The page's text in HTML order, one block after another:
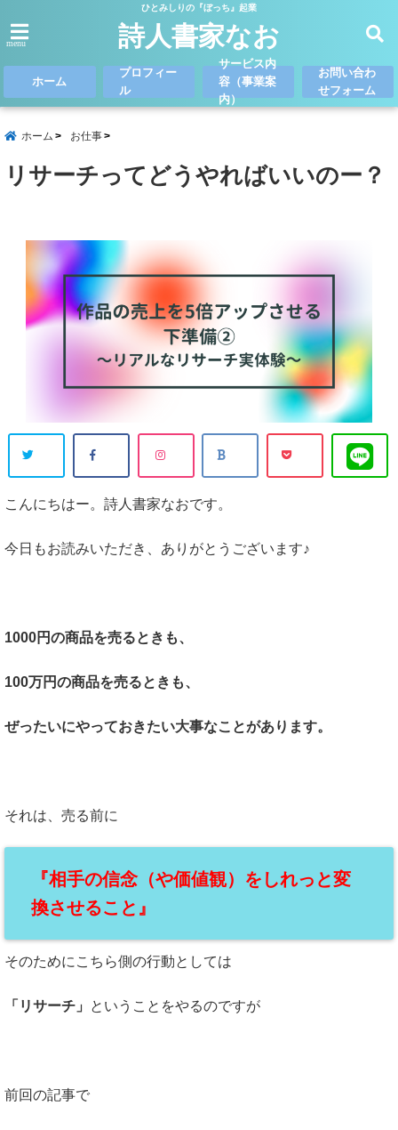
ひとみしりの『ぼっち』起業
menu 詩人書家なお
ホーム
プロフィー
ル
サービス内
容（事業案
内）
お問い合わ
せフォーム
ホーム お仕事
リサーチってどうやればいいのー？
こんにちはー。詩人書家なおです。
今日もお読みいただき、ありがとうございます♪
1000円の商品を売るときも、
100万円の商品を売るときも、
ぜったいにやっておきたい大事なことがあります。
それは、売る前に
『相手の信念（や価値観）をしれっと変
換させること』
そのためにこちら側の行動としては
「リサーチ」 ということをやるのですが
前回の記事で